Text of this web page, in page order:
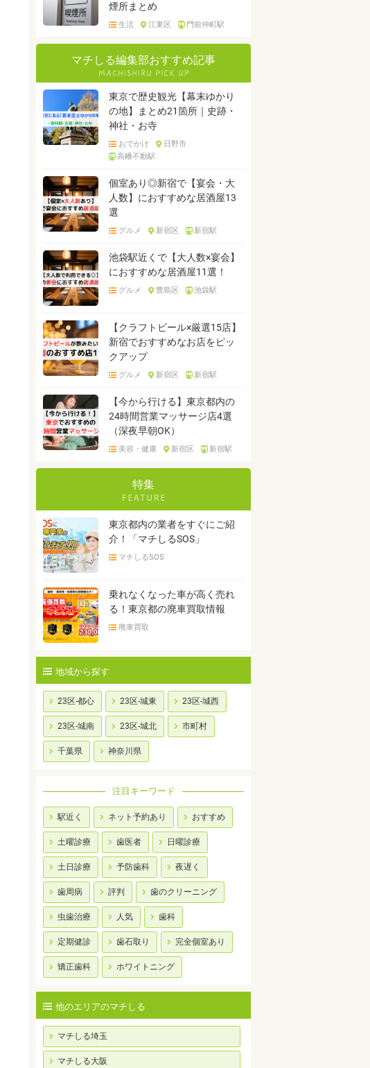
煙所まとめ
生活 江東区 門前仲町駅
マチしる編集部おすすめ記事
東京で歴史観光【幕末ゆかり
の地】まとめ21箇所｜史跡・
神社・お寺
おでかけ
日野市
高幡不動駅
個室あり◎新宿で【宴会・大
人数】におすすめな居酒屋13
選
グルメ 新宿区 新宿駅
池袋駅近くで【大人数×宴会】
におすすめな居酒屋11選！
グルメ 豊島区 池袋駅
【クラフトビール×厳選15店】
新宿でおすすめなお店をピッ
クアップ
グルメ 新宿区 新宿駅
【今から行ける】東京都内の
24時間営業マッサージ店4選
（深夜早朝OK）
美容・健康 新宿区 新宿駅
特集
東京都内の業者をすぐにご紹
介！「マチしるSOS」
マチしるSOS
乗れなくなった車が高く売れ
る！東京都の廃車買取情報
廃車買取
地域から探す
23区-都心 23区-城東 23区-城西
23区-城南 23区-城北 市町村
千葉県 神奈川県
注目キーワード
駅近く ネット予約あり おすすめ
土曜診療 歯医者 日曜診療
土日診療 予防歯科 夜遅く
歯周病 評判 歯のクリーニング
虫歯治療 人気 歯科
定期健診 歯石取り 完全個室あり
矯正歯科 ホワイトニング
他のエリアのマチしる
マチしる埼玉
マチしる大阪